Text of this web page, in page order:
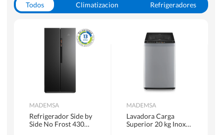
Todos Climatizacion
Refrigeradores
Hornos y Microondas
MADEMSA
Refrigerador Side by
Side No Frost 430
MADEMSA
Lavadora Carga
Superior 20 kg Inox